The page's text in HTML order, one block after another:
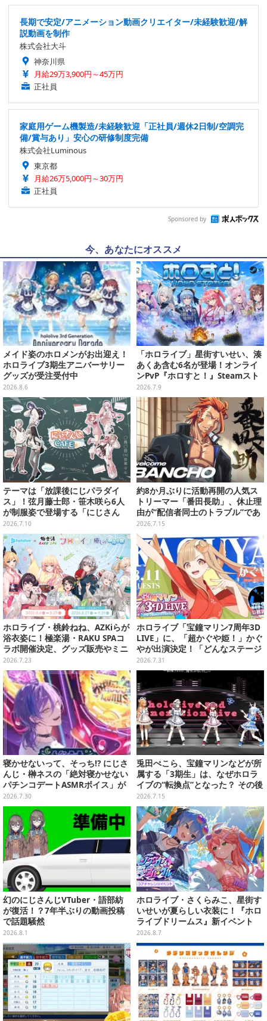
長期で安定/アニメーション動画クリエイター/未経験歓迎/解
説動画を制作
株式会社大斗
神奈川県
月給29万3,900円～45万円
正社員
家庭用ゲーム機製造/未経験歓迎「正社員/週休2日制/空調完
備/賞与あり」安心の研修制度完備
株式会社Luminous
東京都
月給26万5,000円～30万円
正社員
Sponsored by
今、あなたにオススメ
メイド姿のホロメンがお出迎え！
ホロライブ3期生アニバーサリー
グッズが受注受付中
2026.8.6
「ホロライブ」星街すいせい、湊
あくあ含む6名が登場！オンライ
ンPvP『ホロすと！』Steamスト
アページ公開、プレイテスター募
集開始
2026.7.9
テーマは「放課後にじパラダイ
ス」！弦月藤士郎・笹木咲ら6人
が制服姿で登場する「にじさん
じ」×「スイパラ」コラボが8月14
日より開催
2026.7.10
約8か月ぶりに活動再開の人気ス
トリーマー「番田長助」、休止理
由が“配信者同士のトラブル”であ
ったと明かす―「原因は自身の未
熟さと慢心」
2026.7.15
ホロライブ・桃鈴ねね、AZKiらが
浴衣姿に！極楽湯・RAKU SPAコ
ラボ開催決定、グッズ販売やミニ
謎解きなど多彩な企画実施
2026.7.23
ホロライブ「宝鐘マリン7周年3D
LIVE」に、「超かぐや姫！」かぐ
やが出演決定！「どんなステージ
になるか是非見に来てくださ
い！」
2026.7.31
寝かせないって、そっち!? にじさ
んじ・榊ネスの「絶対寝かせない
パチンコデートASMRボイス」が
激熱
2026.7.30
兎田ぺこら、宝鐘マリンなどが所
属する「3期生」は、なぜホロラ
イブの“転換点”となった？ その後
の展開を決定づけた、黄金世代を
振り返る【特集】
2026.7.15
幻のにじさんじVTuber・語部紡
が復活！？7年半ぶりの動画投稿
で話題騒然
2026.8.1
ホロライブ・さくらみこ、星街す
いせいが夏らしい衣装に！『ホロ
ライブドリームス』新イベント
「シンクロする夏のスパークル」
開幕
2026.8.7